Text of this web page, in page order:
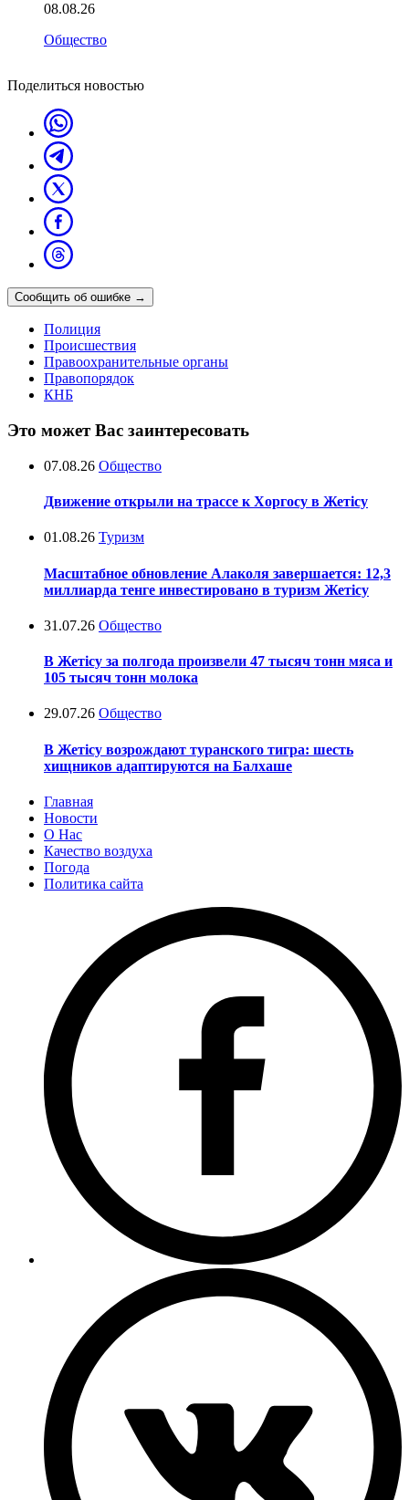
08.08.26
Общество
Поделиться новостью
Сообщить об ошибке →
Полиция
Происшествия
Правоохранительные органы
Правопорядок
КНБ
Это может Вас заинтересовать
07.08.26 Общество
Движение открыли на трассе к Хоргосу в Жетісу
01.08.26 Туризм
Масштабное обновление Алаколя завершается: 12,3
миллиарда тенге инвестировано в туризм Жетісу
31.07.26 Общество
В Жетісу за полгода произвели 47 тысяч тонн мяса и
105 тысяч тонн молока
29.07.26 Общество
В Жетісу возрождают туранского тигра: шесть
хищников адаптируются на Балхаше
Главная
Новости
О Нас
Качество воздуха
Погода
Политика сайта